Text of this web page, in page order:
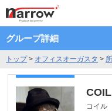
グループ詳細
トップ> オフィスオーガスタ >
COIL
コイル